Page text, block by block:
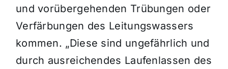
und vorübergehenden Trübungen oder
Verfärbungen des Leitungswassers
kommen. „Diese sind ungefährlich und
durch ausreichendes Laufenlassen des